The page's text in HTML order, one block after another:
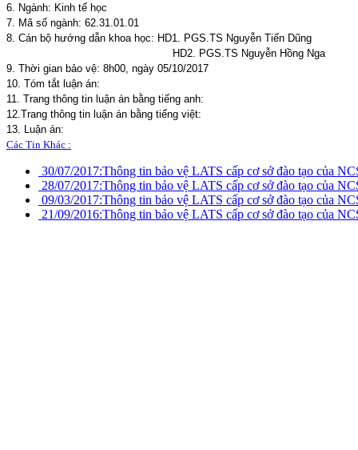
6. Ngành: Kinh tế học
7. Mã số ngành: 62.31.01.01
8. Cán bộ hướng dẫn khoa học: HD1. PGS.TS Nguyễn Tiến Dũng
HD2. PGS.TS Nguyễn Hồng Nga
9. Thời gian bảo vệ: 8h00, ngày 05/10/2017
10. Tóm tắt luận án:
11. Trang thông tin luận án bằng tiếng anh:
12.Trang thông tin luận án bằng tiếng việt:
13. Luận án:
Các Tin Khác :
30/07/2017:Thông tin bảo vệ LATS cấp cơ sở đào tạo của
28/07/2017:Thông tin bảo vệ LATS cấp cơ sở đào tạo của
09/03/2017:Thông tin bảo vệ LATS cấp cơ sở đào tạo của
21/09/2016:Thông tin bảo vệ LATS cấp cơ sở đào tạo của